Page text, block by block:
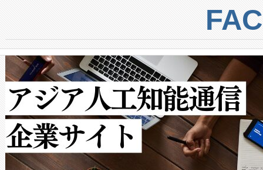
centers. Voltaiqは、ai&のAI
からシステム統合、試運転、
クルの各段階のデータを監視
[…]
トに対して約600メートルに
では、反射率10％のターゲッ
で向上し、最大検知距離は
ットだけで最大1キロメート
ルの変電所周囲を監視でき、
作業と点群処理を簡素化でき
Avia 2は、2種類のFOVオプシ